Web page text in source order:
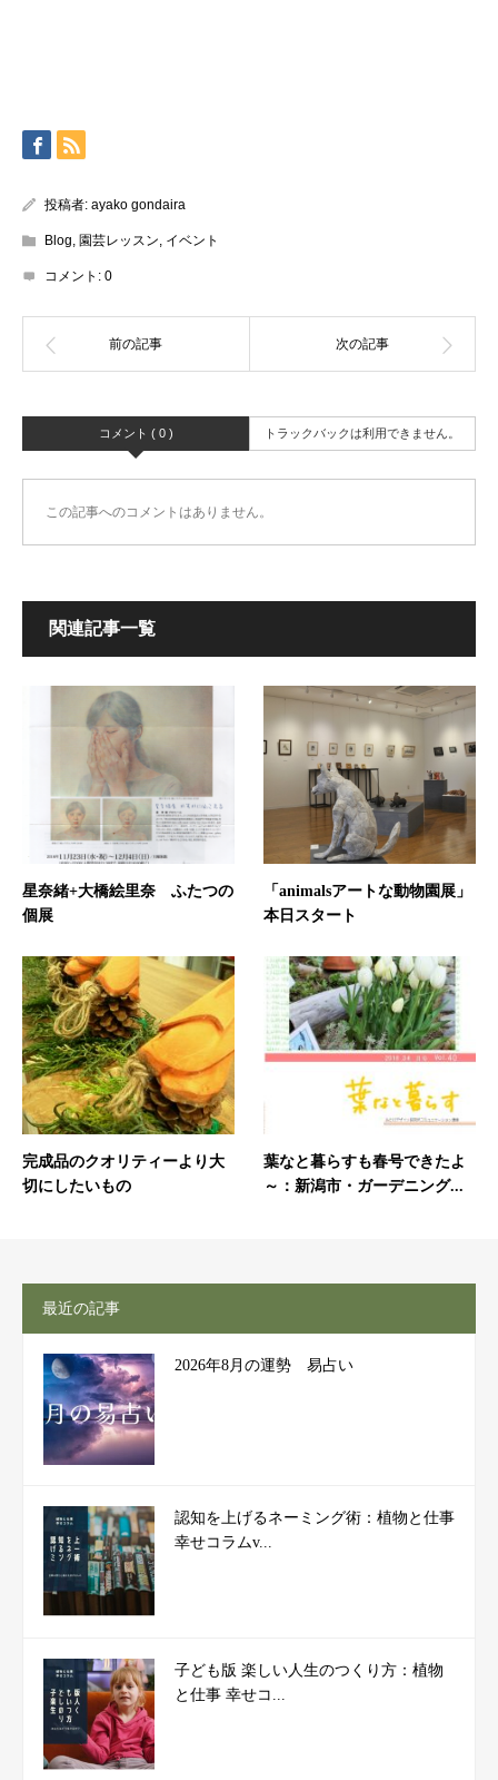
投稿者: ayako gondaira
Blog, 園芸レッスン, イベント
コメント: 0
コメント ( 0 ) トラックバックは利用できません。
この記事へのコメントはありません。
関連記事一覧
星奈緒+大橋絵里奈 ふたつの
個展
「animalsアートな動物園展」
本日スタート
完成品のクオリティーより大
切にしたいもの
葉なと暮らすも春号できたよ
～：新潟市・ガーデニング...
最近の記事
2026年8月の運勢 易占い
認知を上げるネーミング術：植物と仕事
幸せコラムv...
子ども版 楽しい人生のつくり方：植物
と仕事 幸せコ...